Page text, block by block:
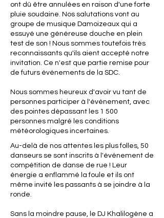
ont dû être annulées en raison d'une forte
pluie soudaine. Nos salutations vont au
groupe de musique Damoizeaux qui a
essuyé une généreuse douche en plein
test de son ! Nous sommes toutefois très
reconnaissants qu'ils aient accepté notre
invitation. Ce n'est que partie remise pour
de futurs événements de la SDC.
Nous sommes heureux d'avoir vu tant de
personnes participer à l'événement, avec
des pointes dépassant les 1 500
personnes malgré les conditions
météorologiques incertaines.
Au-delà de nos attentes les plus folles, 50
danseurs se sont inscrits à l'événement de
compétition de danse de rue ! Leur
énergie a enflammé la foule et ils ont
même invité les passants à se joindre à la
ronde.
Sans la moindre pause, le DJ Khalilogène a